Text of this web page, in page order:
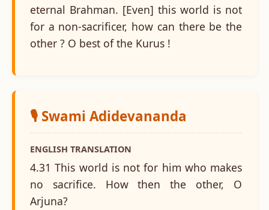
eternal Brahman. [Even] this world is not
for a non-sacrificer, how can there be the
other ? O best of the Kurus !
🎙️ Swami Adidevananda
ENGLISH TRANSLATION
4.31 This world is not for him who makes
no sacrifice. How then the other, O
Arjuna?